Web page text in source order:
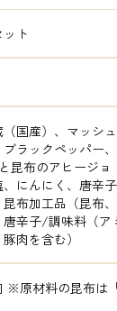
ト
国産）、マッシ
ラックペッパー
昆布のアヒージ
にんにく、唐辛
布加工品（昆布
辛子/調味料（ア
肉を含む）
※原材料の昆布は